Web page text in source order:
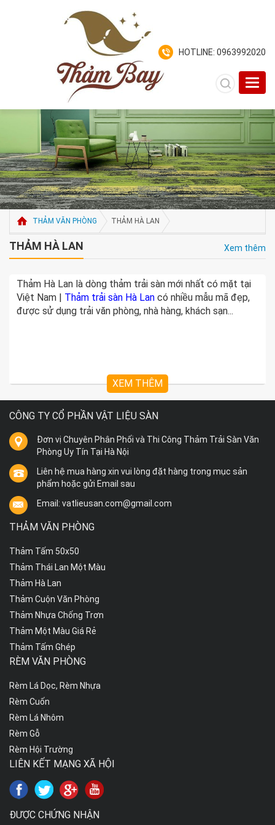
HOTLINE: 0963992020
THẢM VĂN PHÒNG THẢM HÀ LAN
THẢM HÀ LAN Xem thêm
Thảm Hà Lan là dòng thảm trải sàn mới nhất có mặt tại
Việt Nam | Thảm trải sàn Hà Lan có nhiều mẫu mã đẹp,
được sử dụng trải văn phòng, nhà hàng, khách sạn...
XEM THÊM
CÔNG TY CỔ PHẦN VẬT LIỆU SÀN
Đơn vị Chuyên Phân Phối và Thi Công Thảm Trải Sàn Văn
Phòng Uy Tín Tại Hà Nội
Liên hệ mua hàng xin vui lòng đặt hàng trong mục sản
phẩm hoặc gửi Email sau
Email: vatlieusan.com@gmail.com
THẢM VĂN PHÒNG
Thảm Tấm 50x50
Thảm Thái Lan Một Màu
Thảm Hà Lan
Thảm Cuộn Văn Phòng
Thảm Nhựa Chống Trơn
Thảm Một Màu Giá Rẻ
Thảm Tấm Ghép
RÈM VĂN PHÒNG
Rèm Lá Dọc, Rèm Nhựa
Rèm Cuốn
Rèm Lá Nhôm
Rèm Gỗ
Rèm Hội Trường
LIÊN KẾT MẠNG XÃ HỘI
ĐƯỢC CHỨNG NHẬN